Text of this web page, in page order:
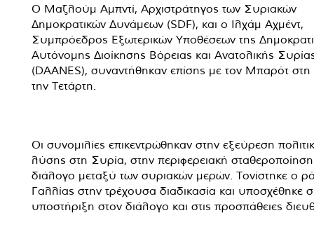
Ο Μαζλούμ Αμπντί, Αρχιστράτηγος των Συριακών
Δημοκρατικών Δυνάμεων (SDF), και ο Ιλχάμ Αχμέντ,
Συμπρόεδρος Εξωτερικών Υποθέσεων της
Αυτόνομης Διοίκησης Βόρειας και Ανατολικής
(DAANES), συναντήθηκαν επίσης με τον Μπαρότ
την Τετάρτη.
Οι συνομιλίες επικεντρώθηκαν στην εξεύρεση
λύσης στη Συρία, στην περιφερειακή σταθεροποίηση
διάλογο μεταξύ των συριακών μερών. Τονίστηκε ο
Γαλλίας στην τρέχουσα διαδικασία και υποσχέθηκε
υποστήριξη στον διάλογο και στις προσπάθειες